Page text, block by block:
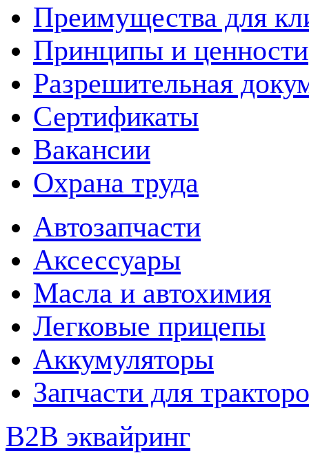
Преимущества для
Принципы и ценности
Разрешительная
Сертификаты
Вакансии
Охрана труда
Автозапчасти
Аксессуары
Масла и автохимия
Легковые прицепы
Аккумуляторы
Запчасти для
B2B эквайринг